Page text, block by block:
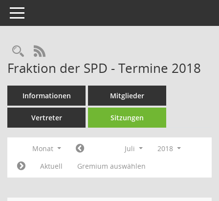
Toggle navigation
Rechercheauswahl
RSS-Feed
Fraktion der SPD - Termine 2018
Informationen Mitglieder
Vertreter Sitzungen
Monat Juli
2018
Aktuell
Gremium auswählen